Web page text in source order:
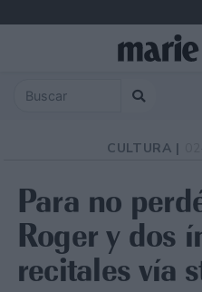
CULTURA |
Para no
Roger y dos
recitales vía